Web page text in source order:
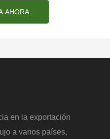
AHORA
en la exportación
a varios países,